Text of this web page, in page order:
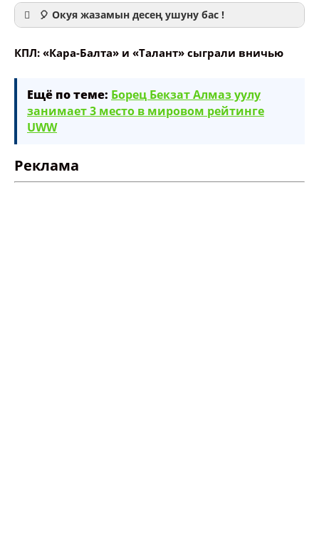
🎈 Окуя жазамын десең ушуну бас !
Ваше имя
КПЛ: «Кара-Балта» и «Талант» сыграли вничью
Ещё по теме: Борец Бекзат Алмаз уулу
занимает 3 место в мировом рейтинге
UWW
Реклама